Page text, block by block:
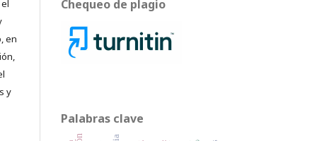
en
y
Chequeo de plagio
Palabras clave